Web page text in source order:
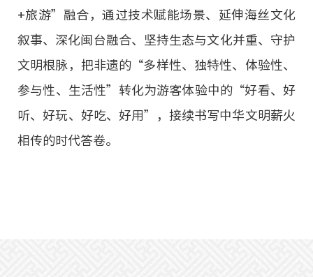
+旅游”融合，通过技术赋能场景、延伸海丝文化
叙事、深化闽台融合、坚持生态与文化并重、守护
文明根脉，把非遗的“多样性、独特性、体验性、
参与性、生活性”转化为游客体验中的“好看、好
听、好玩、好吃、好用”，接续书写中华文明薪火
相传的时代答卷。